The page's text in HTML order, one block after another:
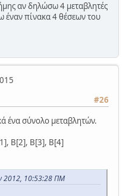
αν δηλώσω 4 μεταβλητές
πίνακα 4 θέσεων του
#26
ένα σύνολο μεταβλητών.
Β[2], Β[3], Β[4]
2012, 10:53:28 ΠΜ